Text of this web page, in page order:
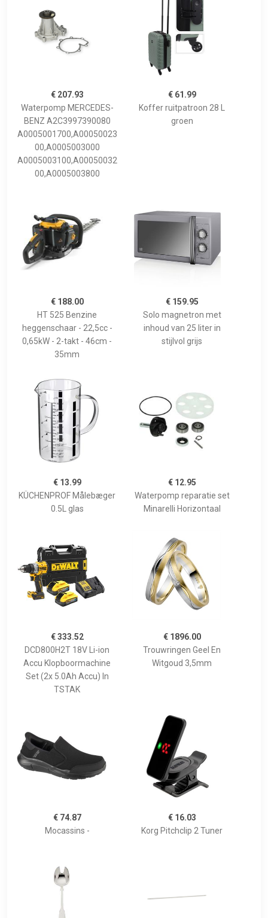
€ 207.93
Waterpomp MERCEDES-
BENZ A2C3997390080
A0005001700,A00050023
00,A0005003000
A0005003100,A00050032
00,A0005003800
€ 61.99
Koffer ruitpatroon 28 L
groen
€ 188.00
HT 525 Benzine
heggenschaar - 22,5cc -
0,65kW - 2-takt - 46cm -
35mm
€ 159.95
Solo magnetron met
inhoud van 25 liter in
stijlvol grijs
€ 13.99
KÜCHENPROF Målebæger
0.5L glas
€ 12.95
Waterpomp reparatie set
Minarelli Horizontaal
€ 333.52
DCD800H2T 18V Li-ion
Accu Klopboormachine
Set (2x 5.0Ah Accu) In
TSTAK
€ 1896.00
Trouwringen Geel En
Witgoud 3,5mm
€ 74.87
Mocassins -
€ 16.03
Korg Pitchclip 2 Tuner